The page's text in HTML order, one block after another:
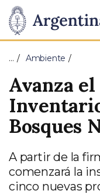
Presidencia
de
Nación
Pasar al contenido
… Ambiente
Avanza
Bosques
A partir de la
comenzará la
cinco nuevas